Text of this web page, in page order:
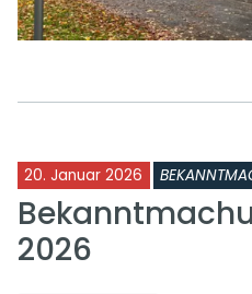
20. Januar 2026
2026